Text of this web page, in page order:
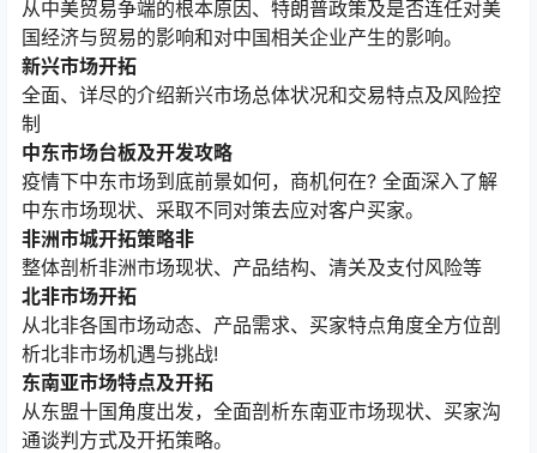
从中美贸易争端的根本原因、特朗普政策及是否连任对美
国经济与贸易的影响和对中国相关企业产生的影响。
新兴市场开拓
全面、详尽的介绍新兴市场总体状况和交易特点及风险控
制
中东市场台板及开发攻略
疫情下中东市场到底前景如何，商机何在? 全面深入了解
中东市场现状、采取不同对策去应对客户买家。
非洲市城开拓策略非
整体剖析非洲市场现状、产品结构、清关及支付风险等
北非市场开拓
从北非各国市场动态、产品需求、买家特点角度全方位剖
析北非市场机遇与挑战!
东南亚市场特点及开拓
从东盟十国角度出发，全面剖析东南亚市场现状、买家沟
通谈判方式及开拓策略。